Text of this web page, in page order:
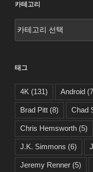
카테고리
태그
4K (131) Android
Brad Pitt (8) Chad
Chris Hemsworth (5)
J.K. Simmons (6)
Jeremy Renner (5)